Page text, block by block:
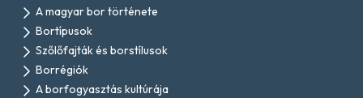
A magyar bor története
Bortípusok
Szőlőfajták és borstílusok
Borrégiók
A borfogyasztás kultúrája